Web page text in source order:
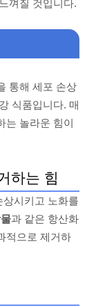
껴질 것입니다.
통해 세포 손상
식품입니다. 매
는 놀라운 힘이
하는 힘
시키고 노화를
과 같은 항산화
적으로 제거하